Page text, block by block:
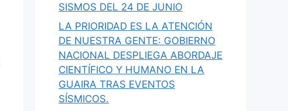
SISMOS DEL 24 DE JUNIO
LA PRIORIDAD ES LA ATENCIÓN
DE NUESTRA GENTE: GOBIERNO
NACIONAL DESPLIEGA ABORDAJE
CIENTÍFICO Y HUMANO EN LA
GUAIRA TRAS EVENTOS
SÍSMICOS.